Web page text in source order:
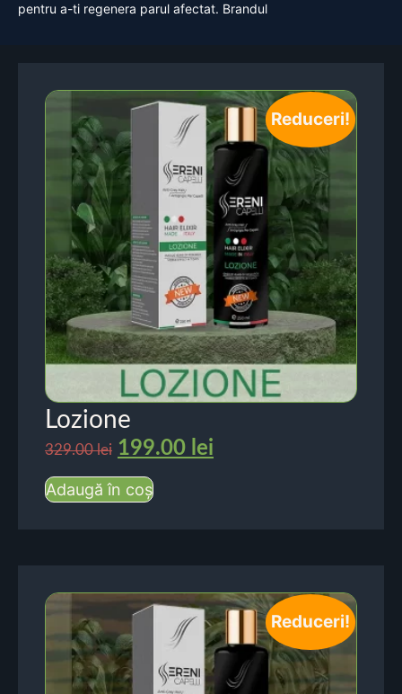
pentru a-ti regenera parul afectat. Brandul
Reduceri!
Lozione
329.00lei 199.00 lei
Adaugă în coș
Reduceri!